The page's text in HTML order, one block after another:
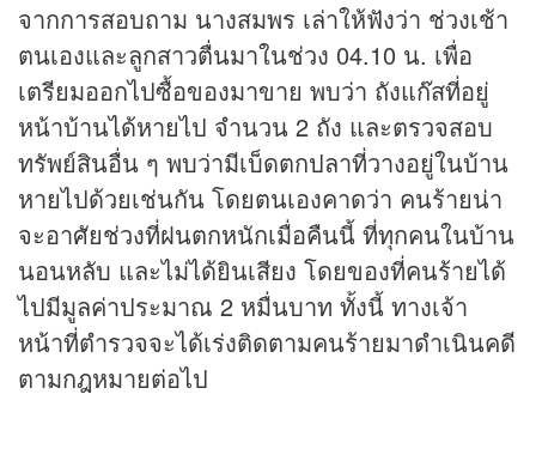
จากการสอบถาม นางสมพร เล่าให้ฟังว่า ช่วงเช้า
ตนเองและลูกสาวตื่นมาในช่วง 04.10 น. เพื่อ
เตรียมออกไปซื้อของมาขาย พบว่า ถังแก๊สที่อยู่
หน้าบ้านได้หายไป จำนวน 2 ถัง และตรวจสอบ
ทรัพย์สินอื่น ๆ พบว่ามีเบ็ดตกปลาที่วางอยู่ในบ้าน
หายไปด้วยเช่นกัน โดยตนเองคาดว่า คนร้ายน่า
จะอาศัยช่วงที่ฝนตกหนักเมื่อคืนนี้ ที่ทุกคนในบ้าน
นอนหลับ และไม่ได้ยินเสียง โดยของที่คนร้ายได้
ไปมีมูลค่าประมาณ 2 หมื่นบาท ทั้งนี้ ทางเจ้า
หน้าที่ตำรวจจะได้เร่งติดตามคนร้ายมาดำเนินคดี
ตามกฎหมายต่อไป